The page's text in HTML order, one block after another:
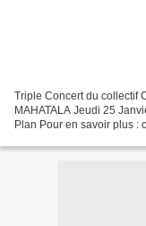
Triple Concert du collectif
MAHATALA Jeudi 25
Plan Pour en savoir plus :